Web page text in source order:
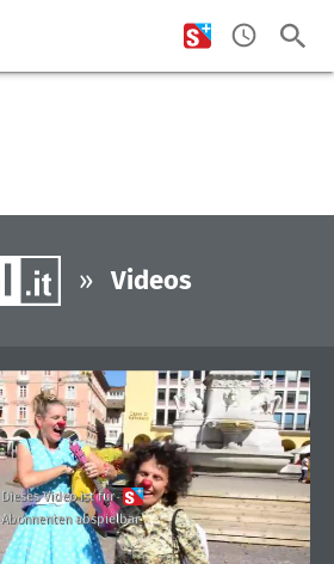
» Videos
Dieses Video ist für
Abonnenten abspielbar